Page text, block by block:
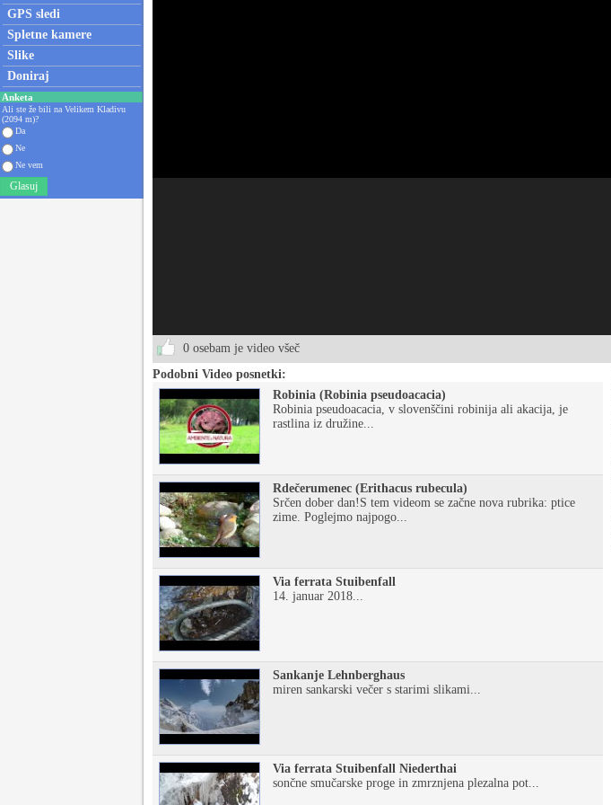
GPS sledi
Spletne kamere
Slike
Doniraj
Anketa
Ali ste že bili na Velikem Kladivu
(2094 m)?
Da
Ne
Ne vem
Glasuj
0 osebam je video všeč
Podobni Video posnetki:
Robinia (Robinia pseudoacacia)
Robinia pseudoacacia, v slovenščini robinija ali akacija, je
rastlina iz družine...
Rdečerumenec (Erithacus rubecula)
Srčen dober dan!S tem videom se začne nova rubrika: ptice
zime. Poglejmo najpogo...
Via ferrata Stuibenfall
14. januar 2018...
Sankanje Lehnberghaus
miren sankarski večer s starimi slikami...
Via ferrata Stuibenfall Niederthai
sončne smučarske proge in zmrznjena plezalna pot...